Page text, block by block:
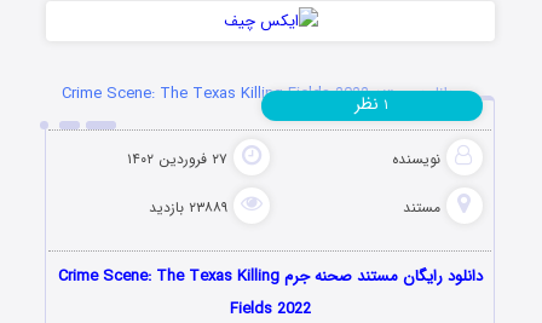
دانلود مستند Crime Scene: The Texas Killing Fields 2022
نویسنده ۲۷ فروردین ۱۴۰۲
مستند ۲۳۸۸۹ بازدید
۱ نظر
دانلود رایگان مستند صحنه جرم Crime Scene: The Texas Killing
Fields 2022